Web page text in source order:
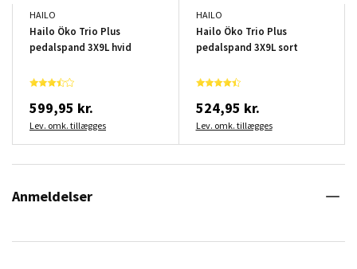
HAILO
Hailo Öko Trio Plus
pedalspand 3X9L hvid
599,95 kr.
Lev. omk. tillægges
HAILO
Hailo Öko Trio Plus
pedalspand 3X9L sort
524,95 kr.
Lev. omk. tillægges
Anmeldelser